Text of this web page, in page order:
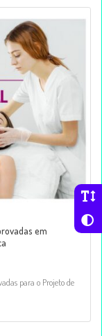
em
para o Projeto de